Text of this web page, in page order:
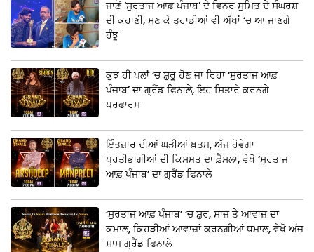
ਜਾਣੋਂ ‘ਸੁਰਤਾਜ ਆਫ਼ ਪੰਜਾਬ’ ਦੇ ਵਿਨਰ ਸੁਮਿਤ ਦੇ ਸੰਘਰਸ਼
ਦੀ ਕਹਾਣੀ, ਸੁਣ ਕੇ ਤੁਹਾਡੀਆਂ ਵੀ ਅੱਖਾਂ ‘ਚ ਆ ਜਾਣਗੇ
ਹੰਝੂ
ਕੁਝ ਹੀ ਪਲਾਂ ‘ਚ ਸ਼ੁਰੂ ਹੋਣ ਜਾ ਰਿਹਾ ‘ਸੁਰਤਾਜ ਆਫ਼
ਪੰਜਾਬ’ ਦਾ ਗ੍ਰੈਂਡ ਫਿਨਾਲੇ, ਇਹ ਸਿਤਾਰੇ ਕਰਨਗੇ
ਪਰਫਾਰਮ
ਇੰਤਜ਼ਾਰ ਦੀਆਂ ਘੜੀਆਂ ਖ਼ਤਮ, ਅੱਜ ਹੋਵੇਗਾ
ਪ੍ਰਤੀਭਾਗੀਆਂ ਦੀ ਕਿਸਮਤ ਦਾ ਫ਼ੈਸਲਾ, ਵੇਖੋ ‘ਸੁਰਤਾਜ
ਆਫ਼ ਪੰਜਾਬ’ ਦਾ ਗ੍ਰੈਂਡ ਫਿਨਾਲੇ
‘ਸੁਰਤਾਜ ਆਫ਼ ਪੰਜਾਬ’ ‘ਚ ਸ਼ੁਰ, ਸਾਜ਼ ਤੇ ਆਵਾਜ਼ ਦਾ
ਕਮਾਲ, ਕਿਹੜੀਆਂ ਆਵਾਜ਼ਾਂ ਕਰਨਗੀਆਂ ਧਮਾਲ, ਵੇਖੋ ਅੱਜ
ਸ਼ਾਮ ਗ੍ਰੈਂਡ ਫਿਨਾਲੇ